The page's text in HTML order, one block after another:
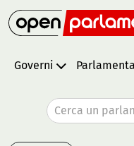
Governi
Cerca un